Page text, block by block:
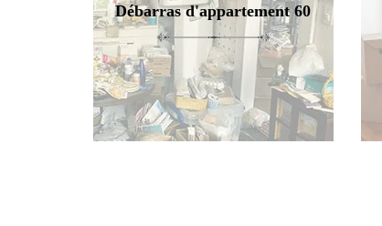
Débarras d'appartement 60